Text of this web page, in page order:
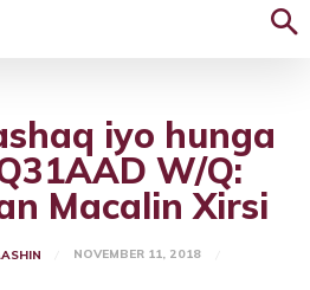
iyo hunga
W/Q:
Macalin Xirsi
NOVEMBER 11, 2018